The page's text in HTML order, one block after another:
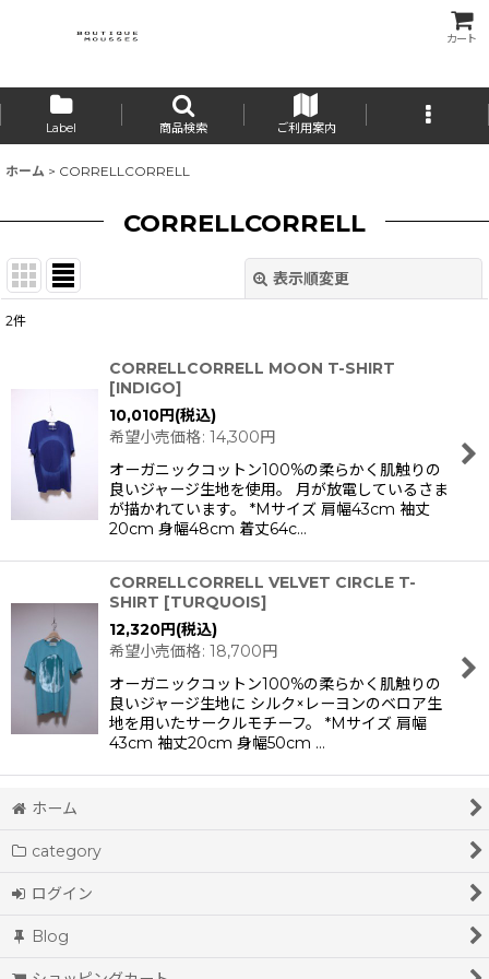
カート
Label 商品検索 ご利用案内
ホーム > CORRELLCORRELL
CORRELLCORRELL
表示順変更
絞り込む
2件
CORRELLCORRELL MOON T-SHIRT
[INDIGO]
10,010円(税込)
希望小売価格: 14,300円
オーガニックコットン100%の柔らかく肌触りの
良いジャージ生地を使用。 月が放電しているさま
が描かれています。 *Mサイズ 肩幅43cm 袖丈
20cm 身幅48cm 着丈64c…
CORRELLCORRELL VELVET CIRCLE T-
SHIRT [TURQUOIS]
12,320円(税込)
希望小売価格: 18,700円
オーガニックコットン100%の柔らかく肌触りの
良いジャージ生地に シルク×レーヨンのベロア生
地を用いたサークルモチーフ。 *Mサイズ 肩幅
43cm 袖丈20cm 身幅50cm …
ホーム
category
ログイン
Blog